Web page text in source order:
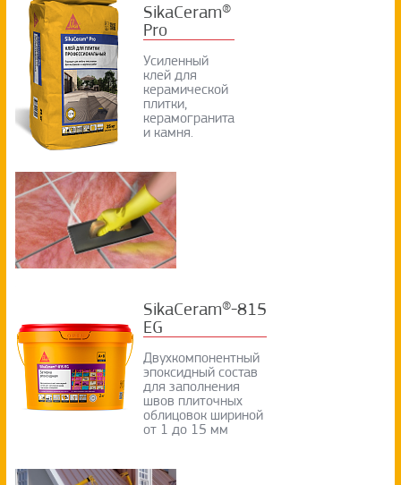
SikaCeram®
Pro
Усиленный
клей для
керамической
плитки,
керамогранита
и камня.
SikaCeram®-815
EG
Двухкомпонентный
эпоксидный состав
для заполнения
швов плиточных
облицовок шириной
от 1 до 15 мм